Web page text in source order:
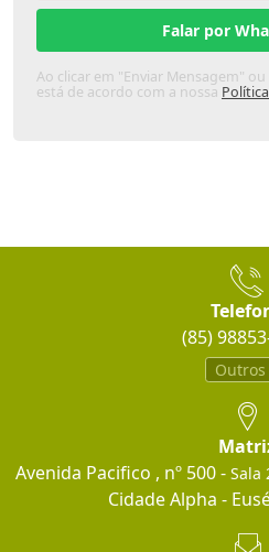
Falar por
Ao clicar em "Enviar Mensagem"
está de acordo com a nossa
(85)
Outros
Avenida Pacifico , nº 500 - Sala
Cidade Alpha -